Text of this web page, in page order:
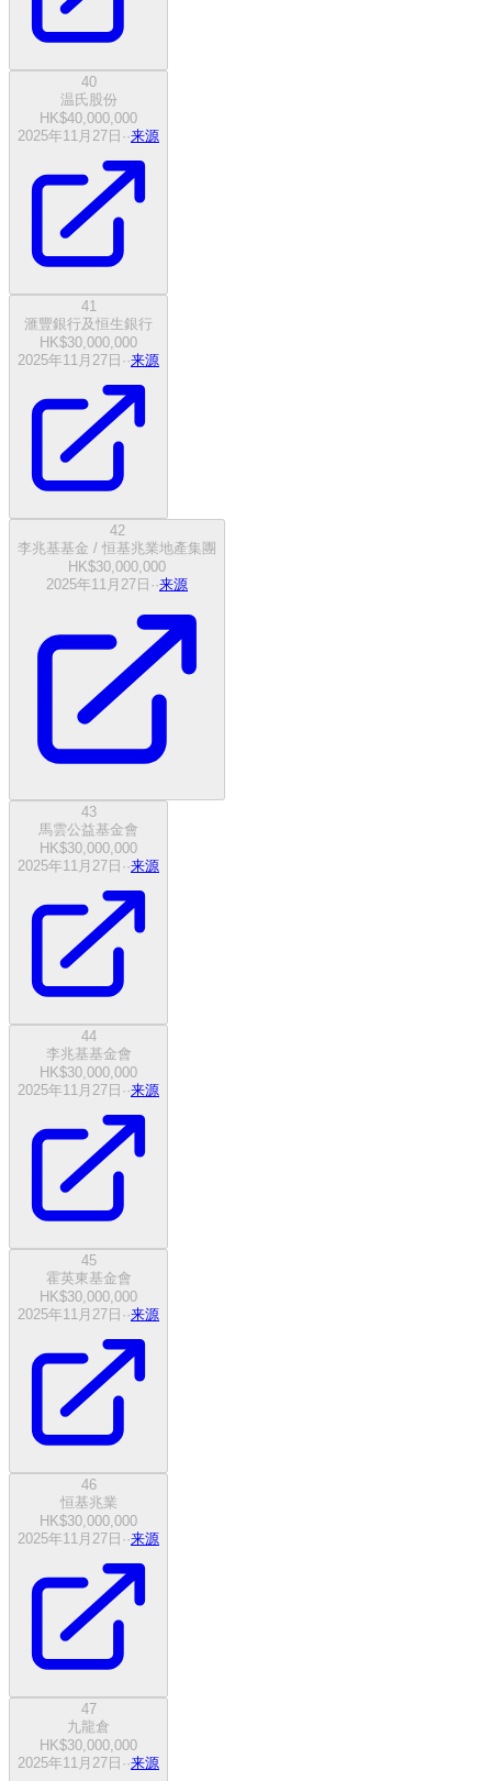
40
温氏股份
HK$40,000,000
2025年11月27日 ··来源
41
滙豐銀行及恒生銀行
HK$30,000,000
2025年11月27日 ··来源
42
李兆基基金 / 恒基兆業地產集團
HK$30,000,000
2025年11月27日 ··来源
43
馬雲公益基金會
HK$30,000,000
2025年11月27日 ··来源
44
李兆基基金會
HK$30,000,000
2025年11月27日 ··来源
45
霍英東基金會
HK$30,000,000
2025年11月27日 ··来源
46
恒基兆業
HK$30,000,000
2025年11月27日 ··来源
47
九龍倉
HK$30,000,000
2025年11月27日 ··来源